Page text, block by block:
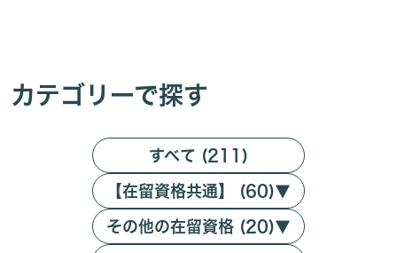
カテゴリーで探す
すべて (211)
【在留資格共通】 (60)▼
その他の在留資格 (20)▼